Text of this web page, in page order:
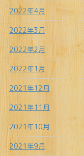
2022年4月
2022年3月
2022年2月
2022年1月
2021年12月
2021年11月
2021年10月
2021年9月